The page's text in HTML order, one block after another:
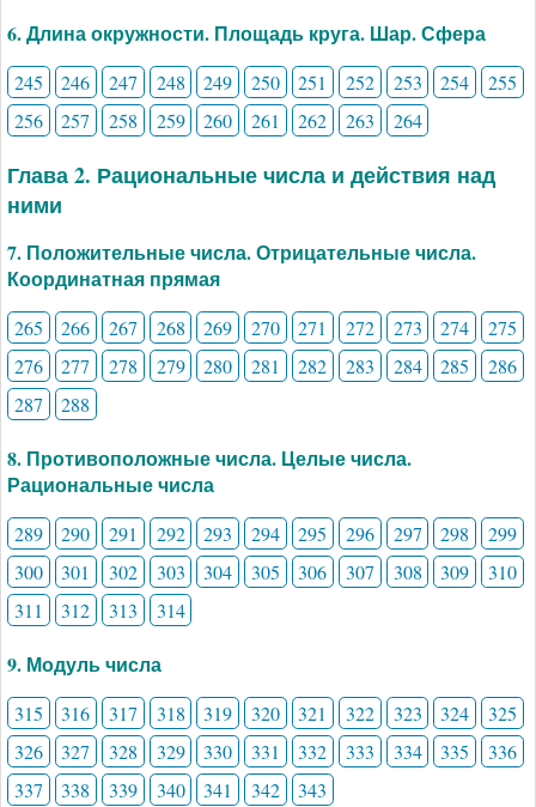
6. Длина окружности. Площадь круга. Шар. Сфера
245 246 247 248 249 250 251 252 253 254
255
256
257 258 259 260 261 262 263 264
Глава 2. Рациональные числа и действия над
ними
7. Положительные числа. Отрицательные числа.
Координатная прямая
265 266 267 268 269 270 271 272 273 274
275
276
277 278 279 280 281 282 283 284 285
286
287
288
8. Противоположные числа. Целые числа.
Рациональные числа
289 290 291 292 293 294 295 296 297 298
299
300
301 302 303 304 305 306 307 308 309
310
311
312 313 314
9. Модуль числа
315 316 317 318 319 320 321 322 323 324
325
326
327 328 329 330 331 332 333 334 335
336
337
338 339 340 341 342 343